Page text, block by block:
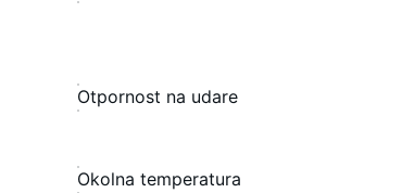
Otpornost na udare
Okolna temperatura